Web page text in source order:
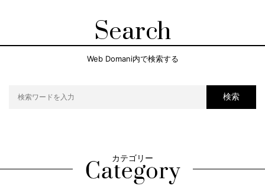
Search
Web Domani内で検索する
検索
カテゴリー